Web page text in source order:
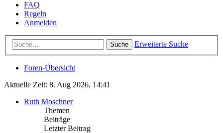
FAQ
Regeln
Anmelden
Suche Erweiterte Suche
Foren-Übersicht
Aktuelle Zeit: 8. Aug 2026, 14:41
Ruth Moschner
Themen
Beiträge
Letzter Beitrag